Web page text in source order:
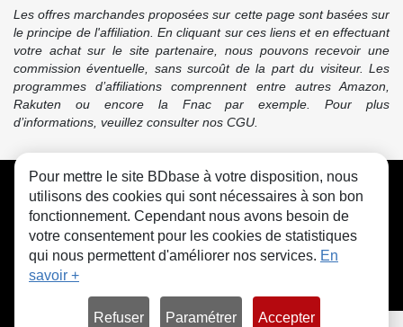
Les offres marchandes proposées sur cette page sont basées sur
le principe de l'affiliation. En cliquant sur ces liens et en effectuant
votre achat sur le site partenaire, nous pouvons recevoir une
commission éventuelle, sans surcoût de la part du visiteur. Les
programmes d’affiliations comprennent entre autres Amazon,
Rakuten ou encore la Fnac par exemple. Pour plus
d’informations, veuillez consulter nos CGU.
CGU FAQ Contact Cookies
Pour mettre le site BDbase à votre disposition, nous
utilisons des cookies qui sont nécessaires à son bon
fonctionnement. Cependant nous avons besoin de
votre consentement pour les cookies de statistiques
qui nous permettent d'améliorer nos services. En
savoir +
Refuser Paramétrer Accepter